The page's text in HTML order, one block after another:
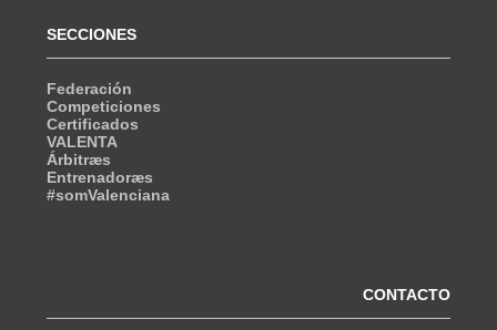
SECCIONES
Federación
Competiciones
Certificados
VALENTA
Árbitræs
Entrenadoræs
#somValenciana
CONTACTO